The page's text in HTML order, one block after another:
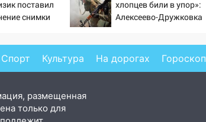
поставил
снимки
хлопцев били в упор»:
Алексеево-Дружковка
Спорт Культура На дорогах Гороскоп
размещенная
только для